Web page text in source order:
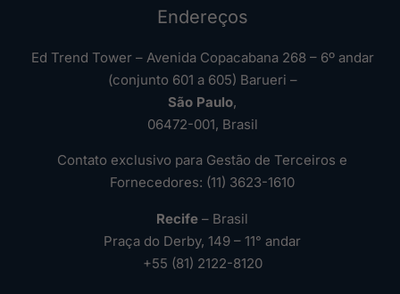
Endereços
Ed Trend Tower – Avenida Copacabana 268 – 6º andar
(conjunto 601 a 605) Barueri –
São Paulo,
06472-001, Brasil
Contato exclusivo para Gestão de Terceiros e
Fornecedores: (11) 3623-1610
Recife – Brasil
Praça do Derby, 149 – 11° andar
+55 (81) 2122-8120